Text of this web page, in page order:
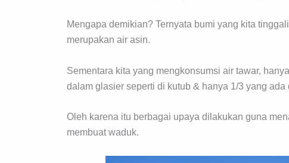
Mengapa demikian? Ternyata bumi yang kita
merupakan air asin.
Sementara kita yang mengkonsumsi air tawar,
dalam glasier seperti di kutub & hanya 1/3 yang ada
Oleh karena itu berbagai upaya dilakukan guna
membuat waduk.